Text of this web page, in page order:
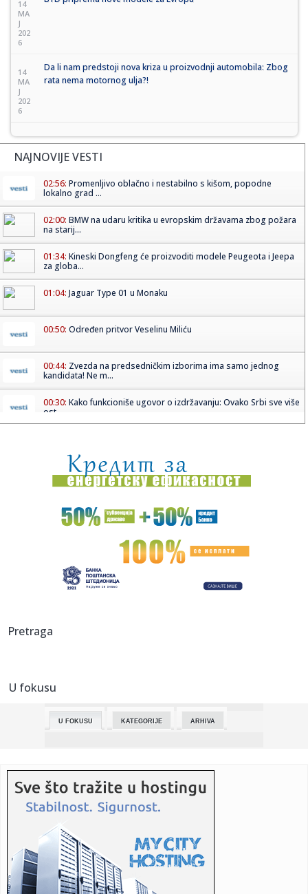
14
MA
J
202
6
14
MA
J
202
6
Da li nam predstoji nova kriza u proizvodnji automobila: Zbog
rata nema motornog ulja?!
NAJNOVIJE VESTI
02:56: Promenljivo oblačno i nestabilno s kišom, popodne
lokalno grad ...
02:00: BMW na udaru kritika u evropskim državama zbog požara
na starij...
01:34: Kineski Dongfeng će proizvoditi modele Peugeota i Jeepa
za globa...
01:04: Jaguar Type 01 u Monaku
00:50: Određen pritvor Veselinu Miliću
00:44: Zvezda na predsedničkim izborima ima samo jednog
kandidata! Ne m...
00:30: Kako funkcioniše ugovor o izdržavanju: Ovako Srbi sve više
ost...
00:21:Sportski objektiv RTV1/ 19.00
00:15:U avion nisu smeli nikakvi kineski proizvodi: Stroga odluka
ameri...
Dogodilo se na današnji datum, 16. maj
23:58:Vang Ji: Amerika razume stav Kine u vezi sa Tajvanom
fabrika ...
23:47:
23:36: PRODAJE SE IMOVINA VARTEX -a U VRANJU
23:32:Vremenska prognoza za vikend, 16. i 17. maj 2026.
23:31:MURINJO GOTOVO IZVESNO NOVI TRENER REALA: Španska
Marka piše, s...
23:19:Sprema im se dejt: Dve pande putuju u Ameriku, ali pre
puta moraj...
Pretraga
U fokusu
U FOKUSU KATEGORIJE ARHIVA